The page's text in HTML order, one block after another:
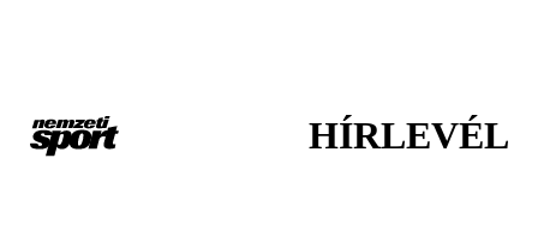
HÍRLEVÉL